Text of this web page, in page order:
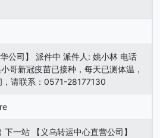
公司】 派件中 派件人: 姚小林 电话
哥新冠疫苗已接种，每天已测体温，
请联系：0571-28177130
下一站 【义乌转运中心直营公司】